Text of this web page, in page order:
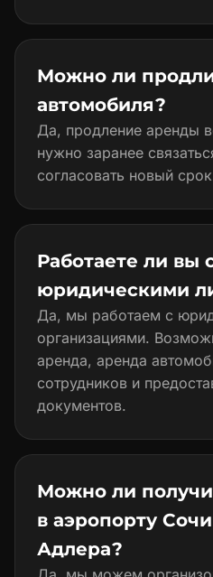
Можно ли
автомобиля?
Да, продление аренды
нужно заранее
согласовать новый
Работаете ли вы
юридическими
Да, мы работаем с
организациями.
аренда, аренда
сотрудников и
документов.
Можно ли
в аэропорту
Адлера?